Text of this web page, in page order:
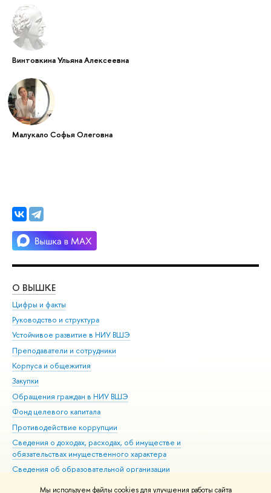
Мы используем файлы cookies для улучшения работы сайта
Винтовкина Ульяна Алексеевна
Малукало Софья Олеговна
О ВЫШКЕ
Цифры и факты
Руководство и структура
Устойчивое развитие в НИУ ВШЭ
Преподаватели и сотрудники
Корпуса и общежития
Закупки
Обращения граждан в НИУ ВШЭ
Фонд целевого капитала
Противодействие коррупции
Сведения о доходах, расходах, об имуществе и
обязательствах имущественного характера
Сведения об образовательной организации
Людям с ограниченными возможностями здоровья